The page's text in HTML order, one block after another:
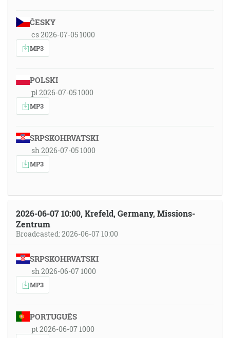
ČESKY
cs 2026-07-05 1000
MP3
POLSKI
pl 2026-07-05 1000
MP3
SRPSKOHRVATSKI
sh 2026-07-05 1000
MP3
2026-06-07 10:00, Krefeld, Germany, Missions-
Zentrum
Broadcasted: 2026-06-07 10:00
SRPSKOHRVATSKI
sh 2026-06-07 1000
MP3
PORTUGUÊS
pt 2026-06-07 1000